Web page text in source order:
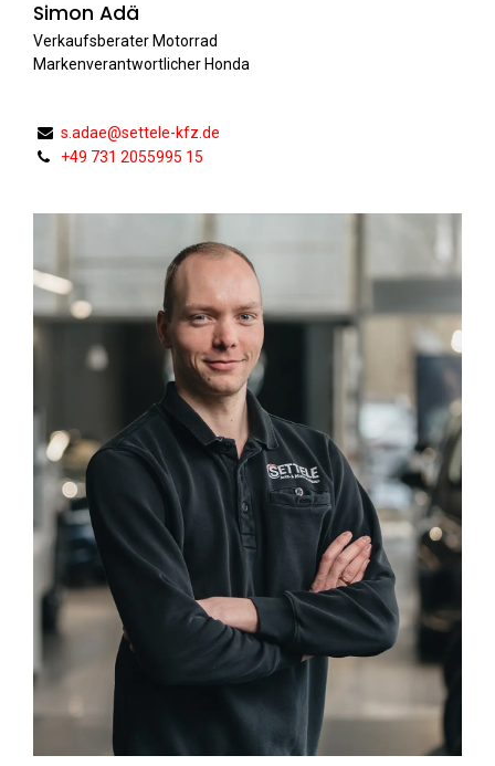
Simon Adä
Verkaufsberater Motorrad
Markenverantwortlicher Honda
s.adae@settele-kfz.de
+49 731 2055995 15